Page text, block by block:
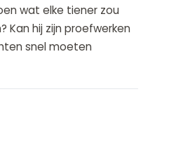
wat elke tiener zou
Kan hij zijn proefwerken
snel moeten